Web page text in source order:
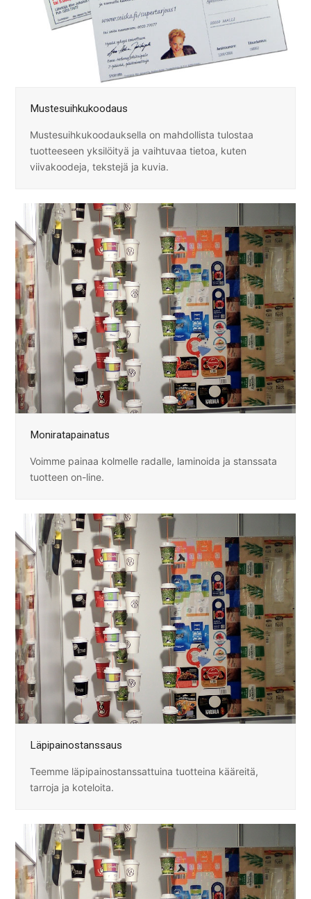
Mustesuihkukoodaus
Mustesuihkukoodauksella on mahdollista tulostaa
tuotteeseen yksilöityä ja vaihtuvaa tietoa, kuten
viivakoodeja, tekstejä ja kuvia.
Moniratapainatus
Voimme painaa kolmelle radalle, laminoida ja stanssata
tuotteen on-line.
Läpipainostanssaus
Teemme läpipainostanssattuina tuotteina kääreitä,
tarroja ja koteloita.